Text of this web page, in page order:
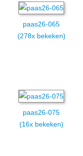
paas26-065
(278x bekeken)
paas26-075
(16x bekeken)